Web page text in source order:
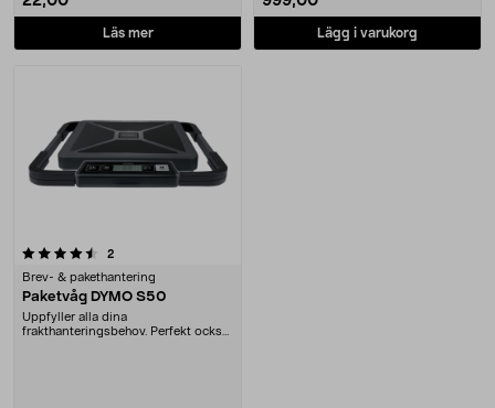
Läs mer Lägg i varukorg
2recensioner
Brev- & pakethantering
Paketvåg DYMO S50
Uppfyller alla dina
frakthanteringsbehov. Perfekt också